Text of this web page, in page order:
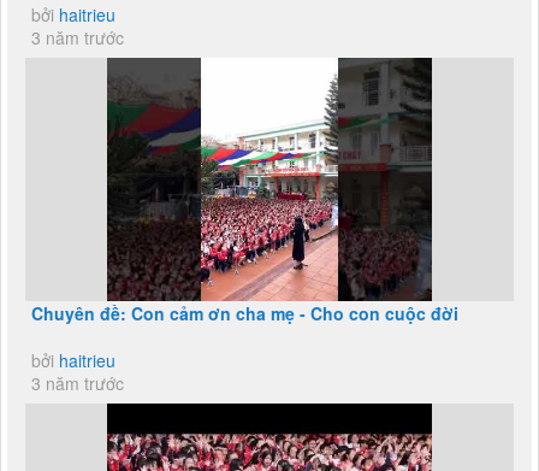
bởi haitrieu
3 năm trước
Chuyên đề: Con cảm ơn cha mẹ - Cho con cuộc đời
bởi haitrieu
3 năm trước